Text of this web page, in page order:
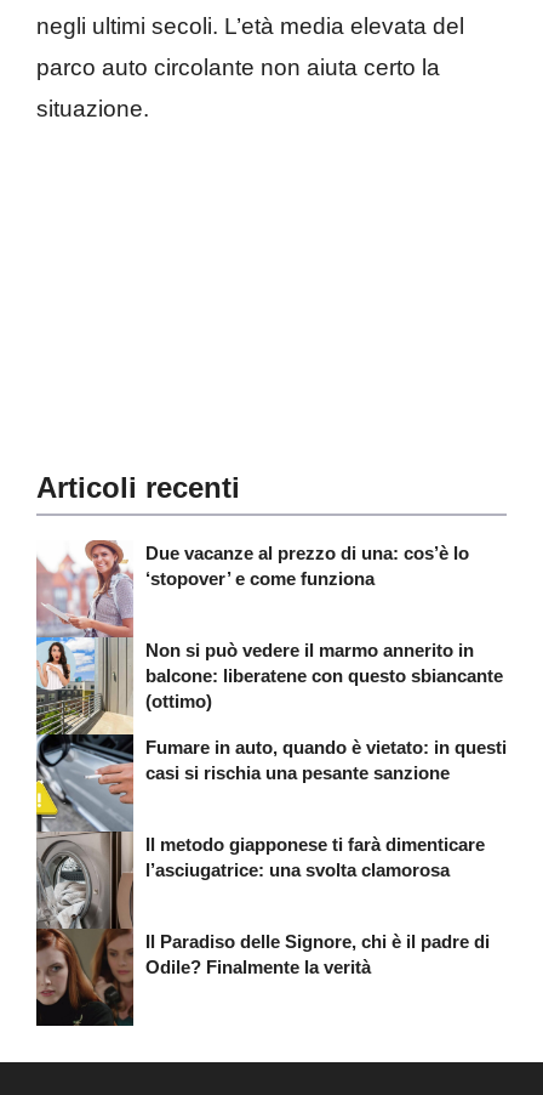
negli ultimi secoli. L’età media elevata del
parco auto circolante non aiuta certo la
situazione.
Articoli recenti
Due vacanze al prezzo di una: cos’è lo
‘stopover’ e come funziona
Non si può vedere il marmo annerito in
balcone: liberatene con questo sbiancante
(ottimo)
Fumare in auto, quando è vietato: in questi
casi si rischia una pesante sanzione
Il metodo giapponese ti farà dimenticare
l’asciugatrice: una svolta clamorosa
Il Paradiso delle Signore, chi è il padre di
Odile? Finalmente la verità